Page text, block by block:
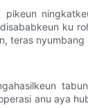
ku
teras
anu aya